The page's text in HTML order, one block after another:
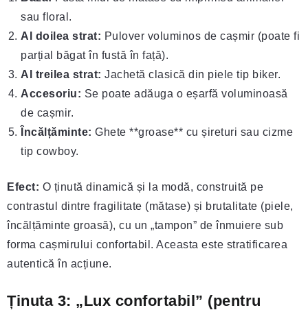
sau floral.
Al doilea strat: Pulover voluminos de cașmir (poate fi
parțial băgat în fustă în față).
Al treilea strat: Jachetă clasică din piele tip biker.
Accesoriu: Se poate adăuga o eșarfă voluminoasă
de cașmir.
Încălțăminte: Ghete **groase** cu șireturi sau cizme
tip cowboy.
Efect: O ținută dinamică și la modă, construită pe
contrastul dintre fragilitate (mătase) și brutalitate (piele,
încălțăminte groasă), cu un „tampon” de înmuiere sub
forma cașmirului confortabil. Aceasta este stratificarea
autentică în acțiune.
Ținuta 3: „Lux confortabil” (pentru